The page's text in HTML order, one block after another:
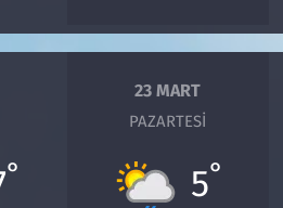
°
23 MART
PAZARTESI
5°